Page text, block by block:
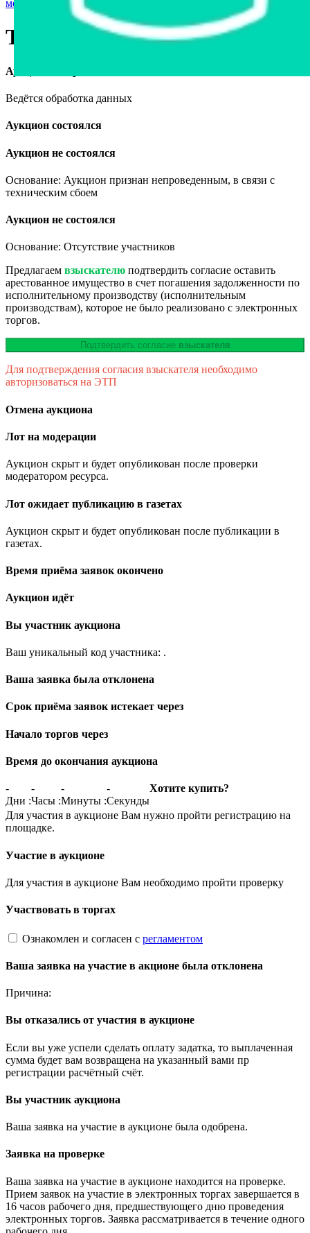
мобильности
› Трицикл BNP ZEVS
Трицикл BNP ZEVS
Аукцион завершён
Ведётся обработка данных
Аукцион состоялся
Аукцион не состоялся
Основание: Аукцион признан непроведенным, в связи с
техническим сбоем
Аукцион не состоялся
Основание: Отсутствие участников
Предлагаем взыскателю подтвердить согласие оставить
арестованное имущество в счет погашения задолженности по
исполнительному производству (исполнительным
производствам), которое не было реализовано с электронных
торгов.
Подтвердить согласие взыскателя
Для подтверждения согласия взыскателя необходимо
авторизоваться на ЭТП
Отмена аукциона
Лот на модерации
Аукцион скрыт и будет опубликован после проверки
модератором ресурса.
Лот ожидает публикацию в газетах
Аукцион скрыт и будет опубликован после публикации в
газетах.
Время приёма заявок окончено
Аукцион идёт
Вы участник аукциона
Ваш уникальный код участника: .
Ваша заявка была отклонена
Срок приёма заявок истекает через
Начало торгов через
Время до окончания аукциона
-
Дни :
-
Часы :
-
Минуты :
-
Секунды
Хотите купить?
Для участия в аукционе Вам нужно пройти регистрацию на
площадке.
Участие в аукционе
Для участия в аукционе Вам необходимо пройти проверку
Участвовать в торгах
Ознакомлен и согласен с регламентом
Ваша заявка на участие в акционе была отклонена
Причина:
Вы отказались от участия в аукционе
Если вы уже успели сделать оплату задатка, то выплаченная
сумма будет вам возвращена на указанный вами пр
регистрации расчётный счёт.
Вы участник аукциона
Ваша заявка на участие в аукционе была одобрена.
Заявка на проверке
Ваша заявка на участие в аукционе находится на проверке.
Прием заявок на участие в электронных торгах завершается в
16 часов рабочего дня, предшествующего дню проведения
электронных торгов. Заявка рассматривается в течение одного